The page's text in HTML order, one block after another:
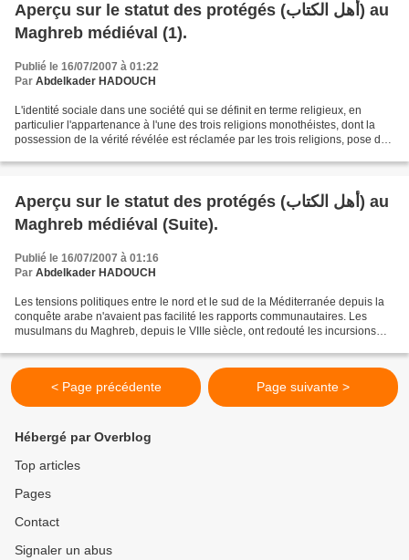
Aperçu sur le statut des protégés (أهل الكتاب) au
Maghreb médiéval (1).
Publié le 16/07/2007 à 01:22
Par Abdelkader HADOUCH
L'identité sociale dans une société qui se définit en terme religieux, en
particulier l'appartenance à l'une des trois religions monothéistes, dont la
possession de la vérité révélée est réclamée par les trois religions, pose des
Aperçu sur le statut des protégés (أهل الكتاب) au
Maghreb médiéval (Suite).
Publié le 16/07/2007 à 01:16
Par Abdelkader HADOUCH
Les tensions politiques entre le nord et le sud de la Méditerranée depuis la
conquête arabe n'avaient pas facilité les rapports communautaires. Les
musulmans du Maghreb, depuis le VIIIe siècle, ont redouté les incursions
< Page précédente Page suivante >
Hébergé par Overblog
Top articles
Pages
Contact
Signaler un abus